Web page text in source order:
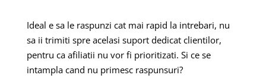
Ideal e sa le raspunzi cat mai rapid la intrebari, nu
sa ii trimiti spre acelasi suport dedicat clientilor,
pentru ca afiliatii nu vor fi prioritizati. Si ce se
intampla cand nu primesc raspunsuri?